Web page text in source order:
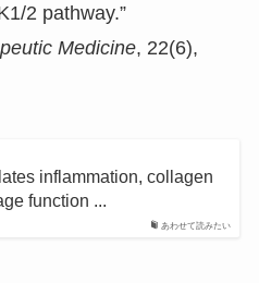
2 pathway.”
Medicine, 22(6),
あわせて読みたい
inflammation, collagen
function ...